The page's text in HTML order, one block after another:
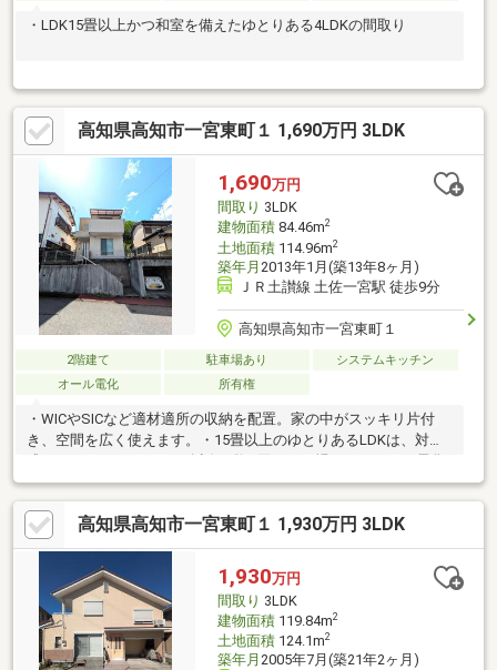
・LDK15畳以上かつ和室を備えたゆとりある4LDKの間取り
高知県高知市一宮東町１ 1,690万円 3LDK
1,690万円
間取り 3LDK
建物面積84.46m2
土地面積114.96m2
築年月 2013年1月(築13年8ヶ月)
ＪＲ土讃線 土佐一宮駅 徒歩9分
高知県高知市一宮東町１
2階建て 駐車場あり
システムキッチン
オール電化
所有権
・WICやSICなど適材適所の収納を配置。家の中がスッキリ片付
き、空間を広く使えます。・15畳以上のゆとりあるLDKは、対面
住宅のため、光熱費の管理がしやすく、火を使わない安心感も魅
力です。・2階建ての3LDK設計で、将来のライフステージの変化
にも柔軟に対応可能な間取り。【周辺環境】・JR土讃線「土佐一
宮」駅まで徒歩9分。毎日の通勤や通学がスムーズで時間効率も向
高知県高知市一宮東町１ 1,930万円 3LDK
1,930万円
間取り 3LDK
建物面積119.84m2
土地面積124.1m2
築年月 2005年7月(築21年2ヶ月)